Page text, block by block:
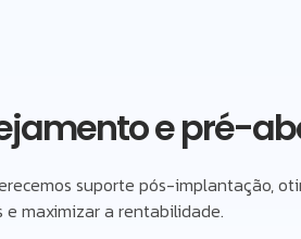
e pré-
suporte pós-implantação,
maximizar a rentabilidade.